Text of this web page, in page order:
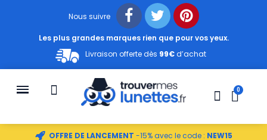
Nous suivre
Les plus grandes marques rien que pour vos yeux.
Livraison offerte dès 99€d’achat
OFFRE DE LANCEMENT -15% avec le code : NEW15